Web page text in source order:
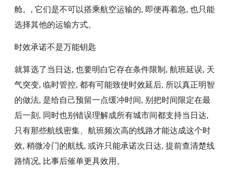
舱。, 它们是不可以搭乘航空运输的, 即便再着急, 也只能
选择其他的运输方式。
时效承诺不是万能钥匙
就算选了当日达, 也要明白它存在条件限制, 航班延误, 天
气突变, 临时管控, 都有可能致使时效延后, 所以真正明智
的做法, 是给自己预留一点缓冲时间, 别把时间限定在最
后一刻, 同时也别错误理解成所有城市间都支持当日达,
只有那些航线密集、航班频次高的线路才能达成这个时
效, 稍微冷门的航线, 或许只能承诺次日达, 提前查清楚线
路情况, 比事后催单更具效用。